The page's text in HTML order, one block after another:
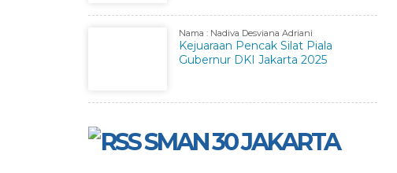
Nama : Nadiva Desviana Adriani
Kejuaraan Pencak Silat Piala
Gubernur DKI Jakarta 2025
SMAN 30 JAKARTA